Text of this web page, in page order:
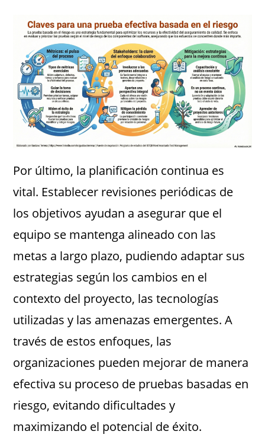
Por último, la planificación continua es
vital. Establecer revisiones periódicas de
los objetivos ayudan a asegurar que el
equipo se mantenga alineado con las
metas a largo plazo, pudiendo adaptar sus
estrategias según los cambios en el
contexto del proyecto, las tecnologías
utilizadas y las amenazas emergentes. A
través de estos enfoques, las
organizaciones pueden mejorar de manera
efectiva su proceso de pruebas basadas en
riesgo, evitando dificultades y
maximizando el potencial de éxito.